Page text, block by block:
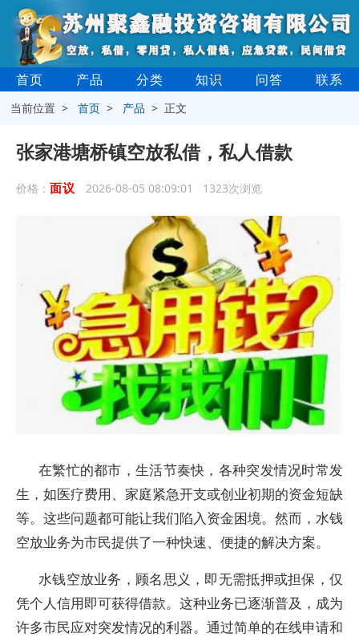
首页 产品 分类 知识 问答 联系
当前位置 >首页 > 产品 > 正文
张家港塘桥镇空放私借，私人借款
价格： 面议 2026-08-05 08:09:01 1323次浏览
在繁忙的都市，生活节奏快，各种突发情况时常发
生，如医疗费用、家庭紧急开支或创业初期的资金短缺
等。这些问题都可能让我们陷入资金困境。然而，水钱
空放业务为市民提供了一种快速、便捷的解决方案。
水钱空放业务，顾名思义，即无需抵押或担保，仅
凭个人信用即可获得借款。这种业务已逐渐普及，成为
许多市民应对突发情况的利器。通过简单的在线申请和